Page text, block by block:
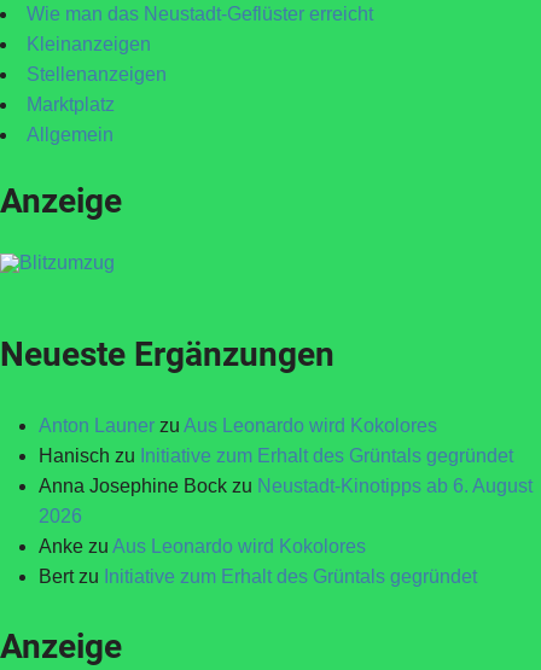
Wie man das Neustadt-Geflüster erreicht
Kleinanzeigen
Stellenanzeigen
Marktplatz
Allgemein
Anzeige
Neueste Ergänzungen
Anton Launer zu Aus Leonardo wird Kokolores
Hanisch zu Initiative zum Erhalt des Grüntals gegründet
Anna Josephine Bock zu Neustadt-Kinotipps ab 6. August
2026
Anke zu Aus Leonardo wird Kokolores
Bertzu Initiative zum Erhalt des Grüntals gegründet
Anzeige